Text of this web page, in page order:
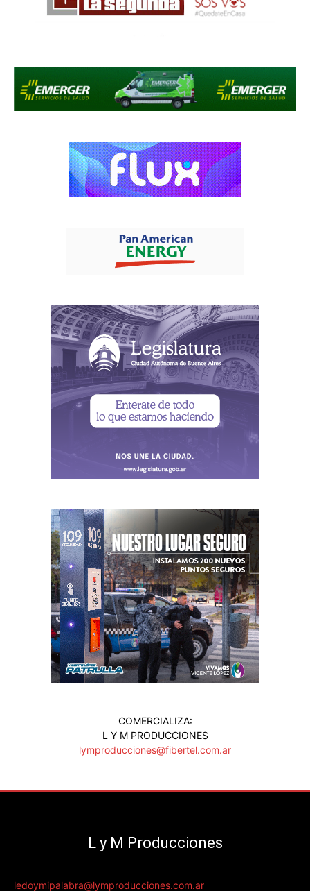
COMERCIALIZA:
L Y M PRODUCCIONES
lymproducciones@fibertel.com.ar
L y M Producciones
ledoymipalabra@lymproducciones.com.ar